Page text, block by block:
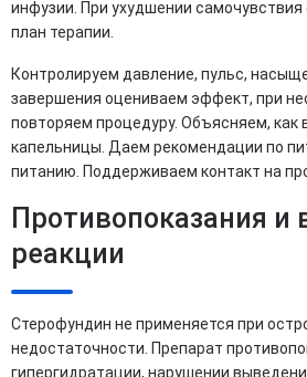
инфузии. При ухудшении самочувствия
план терапии.
Контролируем давление, пульс,
завершения оцениваем эффект, при
повторяем процедуру. Объясняем, как
капельницы. Даем рекомендации по
питанию. Поддерживаем контакт на
Противопоказания
реакции
Стерофундин не применяется при
недостаточности. Препарат
гипергидратации, нарушении